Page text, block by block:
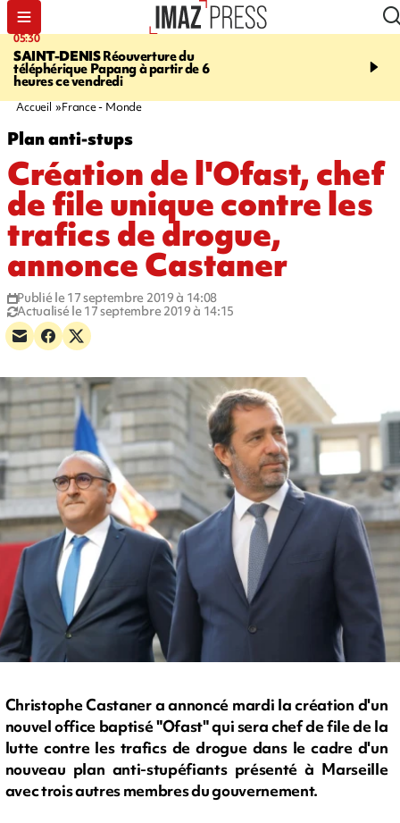
05:30
SAINT-DENISRéouverture du
téléphérique Papang à partir de 6
heures ce vendredi
07:00
Un vendredi
Accueil France - Monde
Plan anti-stups
Création de l'Ofast, chef
de file unique contre les
trafics de drogue,
annonce Castaner
Publié le 17 septembre 2019 à 14:08
Actualisé le 17 septembre 2019 à 14:15
Christophe Castaner a annoncé mardi la création d'un
nouvel office baptisé "Ofast" qui sera chef de file de la
lutte contre les trafics de drogue dans le cadre d'un
nouveau plan anti-stupéfiants présenté à Marseille
avec trois autres membres du gouvernement.